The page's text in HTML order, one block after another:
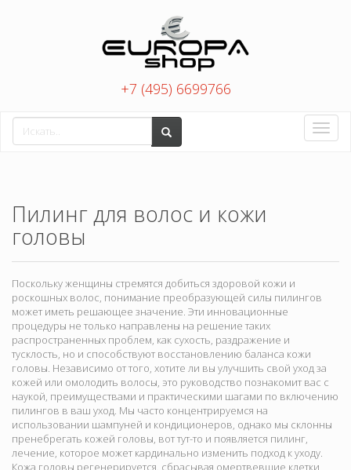
+7 (495) 6699766
Toggle
Пилинг для волос и кожи
головы
Поскольку женщины стремятся добиться здоровой кожи и
роскошных волос, понимание преобразующей силы пилингов
может иметь решающее значение. Эти инновационные
процедуры не только направлены на решение таких
распространенных проблем, как сухость, раздражение и
тусклость, но и способствуют восстановлению баланса кожи
головы. Независимо от того, хотите ли вы улучшить свой уход за
кожей или омолодить волосы, это руководство познакомит вас с
наукой, преимуществами и практическими шагами по включению
пилингов в ваш уход. Мы часто концентрируемся на
использовании шампуней и кондиционеров, однако мы склонны
пренебрегать кожей головы, вот тут-то и появляется пилинг,
лечение, которое может кардинально изменить подход к уходу.
Кожа головы регенерируется, сбрасывая омертвевшие клетки